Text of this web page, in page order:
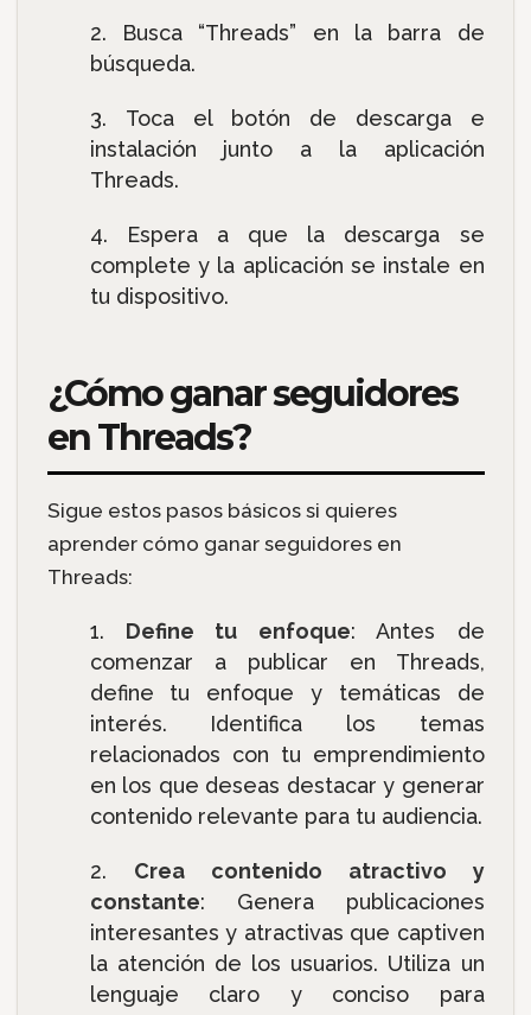
Busca “Threads” en la barra de
búsqueda.
Toca el botón de descarga e
instalación junto a la aplicación
Threads.
Espera a que la descarga se
complete y la aplicación se instale en
tu dispositivo.
¿Cómo ganar seguidores
en Threads?
Sigue estos pasos básicos si quieres
aprender cómo ganar seguidores en
Threads:
Define tu enfoque: Antes de
comenzar a publicar en Threads,
define tu enfoque y temáticas de
interés. Identifica los temas
relacionados con tu emprendimiento
en los que deseas destacar y generar
contenido relevante para tu audiencia.
Crea contenido atractivo y
constante: Genera publicaciones
interesantes y atractivas que captiven
la atención de los usuarios. Utiliza un
lenguaje claro y conciso para